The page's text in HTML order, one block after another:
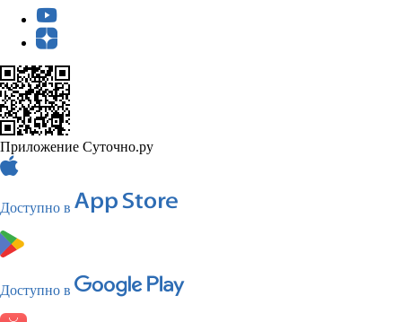
Приложение Суточно.ру
Доступно в
Доступно в